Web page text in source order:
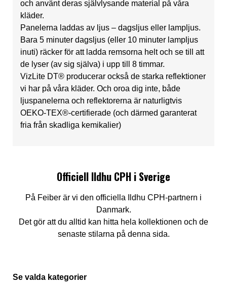
och använt deras självlysande material på våra
kläder.
Panelerna laddas av ljus – dagsljus eller lampljus.
Bara 5 minuter dagsljus (eller 10 minuter lampljus
inuti) räcker för att ladda remsorna helt och se till att
de lyser (av sig själva) i upp till 8 timmar.
VizLite DT® producerar också de starka reflektioner
vi har på våra kläder. Och oroa dig inte, både
ljuspanelerna och reflektorerna är naturligtvis
OEKO-TEX®-certifierade (och därmed garanterat
fria från skadliga kemikalier)
Officiell Ildhu CPH i Sverige
På Feiber är vi den officiella Ildhu CPH-partnern i
Danmark.
Det gör att du alltid kan hitta hela kollektionen och de
senaste stilarna på denna sida.
Se valda kategorier